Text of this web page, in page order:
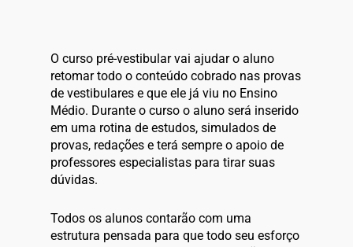
O curso pré-vestibular vai ajudar o aluno
retomar todo o conteúdo cobrado nas provas
de vestibulares e que ele já viu no Ensino
Médio. Durante o curso o aluno será inserido
em uma rotina de estudos, simulados de
provas, redações e terá sempre o apoio de
professores especialistas para tirar suas
dúvidas.
Todos os alunos contarão com uma
estrutura pensada para que todo seu esforço